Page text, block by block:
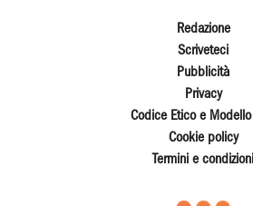
Redazione
Scriveteci
Pubblicità
Privacy
Codice Etico e
Cookie policy
Termini e condizioni